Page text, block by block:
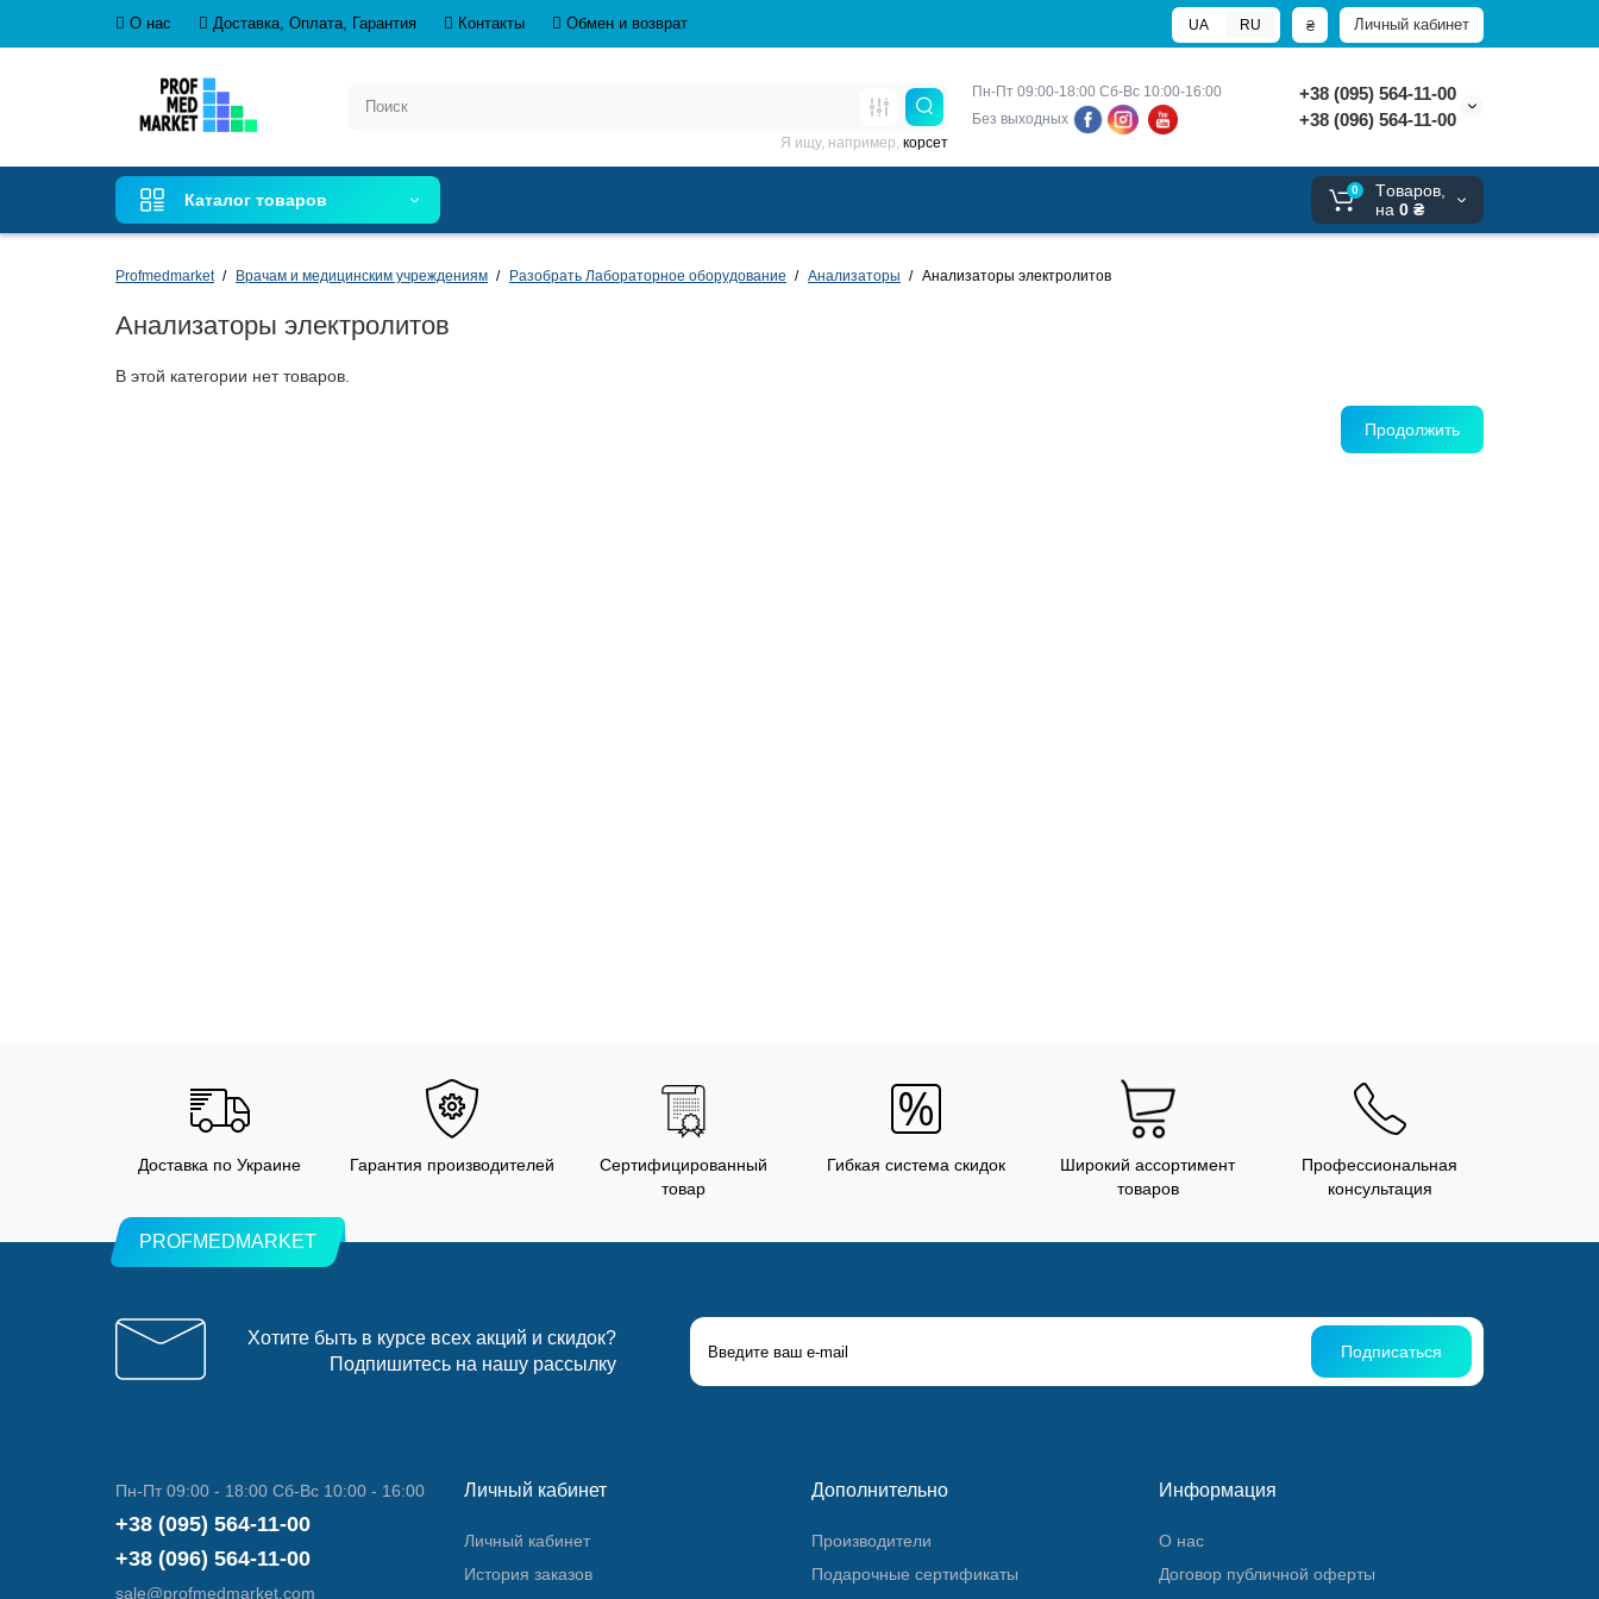
О нас Доставка, Оплата, Гарантия Контакты Обмен и возврат Личный кабинет
₴
UA RU
Пн-Пт 09:00-18:00 Сб-Вс 10:00-16:00
Без выходных
+38 (095) 564-11-00
+38 (096) 564-11-00
Я ищу, например, корсет
Каталог товаров
0
Tоваров,
на 0 ₴
Profmedmarket Врачам и медицинским учреждениям Разобрать Лабораторное оборудование Анализаторы Анализаторы электролитов
Анализаторы электролитов
В этой категории нет товаров.
Продолжить
Доставка по Украине Гарантия производителей
Сертифицированный
товар
Гибкая система скидок
Широкий ассортимент
товаров
Профессиональная
консультация
PROFMEDMARKET
Хотите быть в курсе всех акций и скидок?
Подпишитесь на нашу рассылку
Подписаться
Пн-Пт 09:00 - 18:00 Сб-Вс 10:00 - 16:00
+38 (095) 564-11-00
+38 (096) 564-11-00
sale@profmedmarket.com
Личный кабинет
Личный кабинет
История заказов
Дополнительно
Производители
Подарочные сертификаты
Информация
О нас
Договор публичной оферты